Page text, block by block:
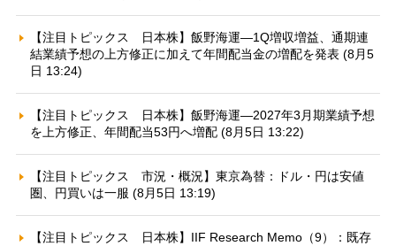
【注目トピックス 日本株】飯野海運—1Q増収増益、通期連
結業績予想の上方修正に加えて年間配当金の増配を発表 (8月5
日 13:24)
【注目トピックス 日本株】飯野海運—2027年3月期業績予想
を上方修正、年間配当53円へ増配 (8月5日 13:22)
【注目トピックス 市況・概況】東京為替：ドル・円は安値
圏、円買いは一服 (8月5日 13:19)
【注目トピックス 日本株】IIF Research Memo（9）：既存